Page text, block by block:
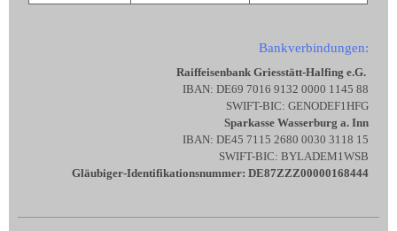
Bankverbindungen:
Raiffeisenbank Griesstätt-Halfing e.G.
IBAN: DE69 7016 9132 0000 1145 88
SWIFT-BIC: GENODEF1HFG
Sparkasse Wasserburg a. Inn
IBAN: DE45 7115 2680 0030 3118 15
SWIFT-BIC: BYLADEM1WSB
Gläubiger-Identifikationsnummer: DE87ZZZ00000168444